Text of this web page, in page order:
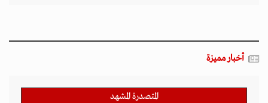
أخبار مميزة
المتصدرة المشهد